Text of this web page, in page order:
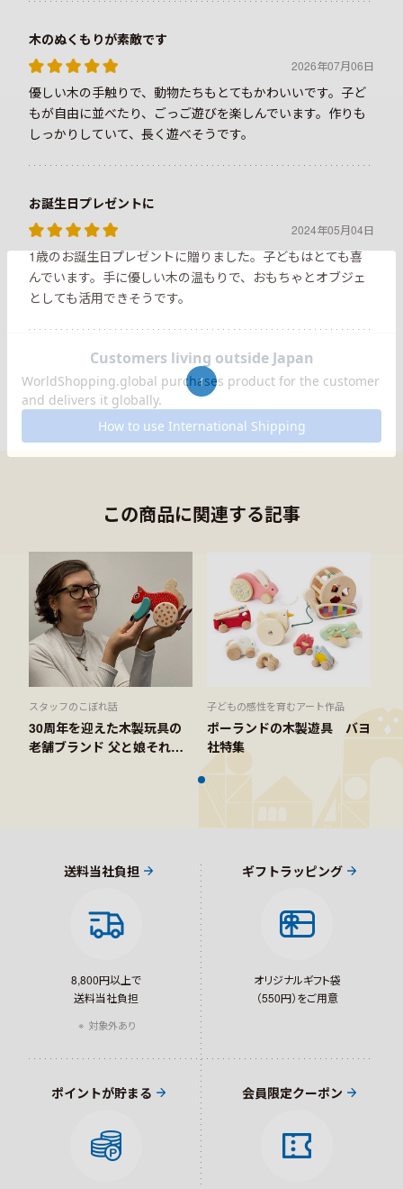
木のぬくもりが素敵です
2026年07月06日
優しい木の手触りで、動物たちもとてもかわいいです。子ど
もが自由に並べたり、ごっご遊びを楽しんでいます。作りも
しっかりしていて、長く遊べそうです。
お誕生日プレゼントに
2024年05月04日
1歳のお誕生日プレゼントに贈りました。子どもはとても喜
んでいます。手に優しい木の温もりで、おもちゃとオブジェ
としても活用できそうです。
1
この商品に関連する記事
スタッフのこぼれ話
30周年を迎えた木製玩具の
老舗ブランド 父と娘それぞ
子どもの感性を育むアート作品
ポーランドの木製遊具 バヨ
社特集
送料当社負担
8,800円以上で
送料当社負担
対象外あり
ギフトラッピング
オリジナルギフト袋
（550円）をご用意
ポイントが貯まる 会員限定クーポン